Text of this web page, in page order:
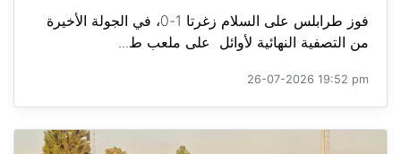
فوز طرابلس على السلام زغرتا 1-0، في الجولة الأخيرة
من التصفية النهائية لأوائل على ملعب ط...
26-07-2026 19:52 pm